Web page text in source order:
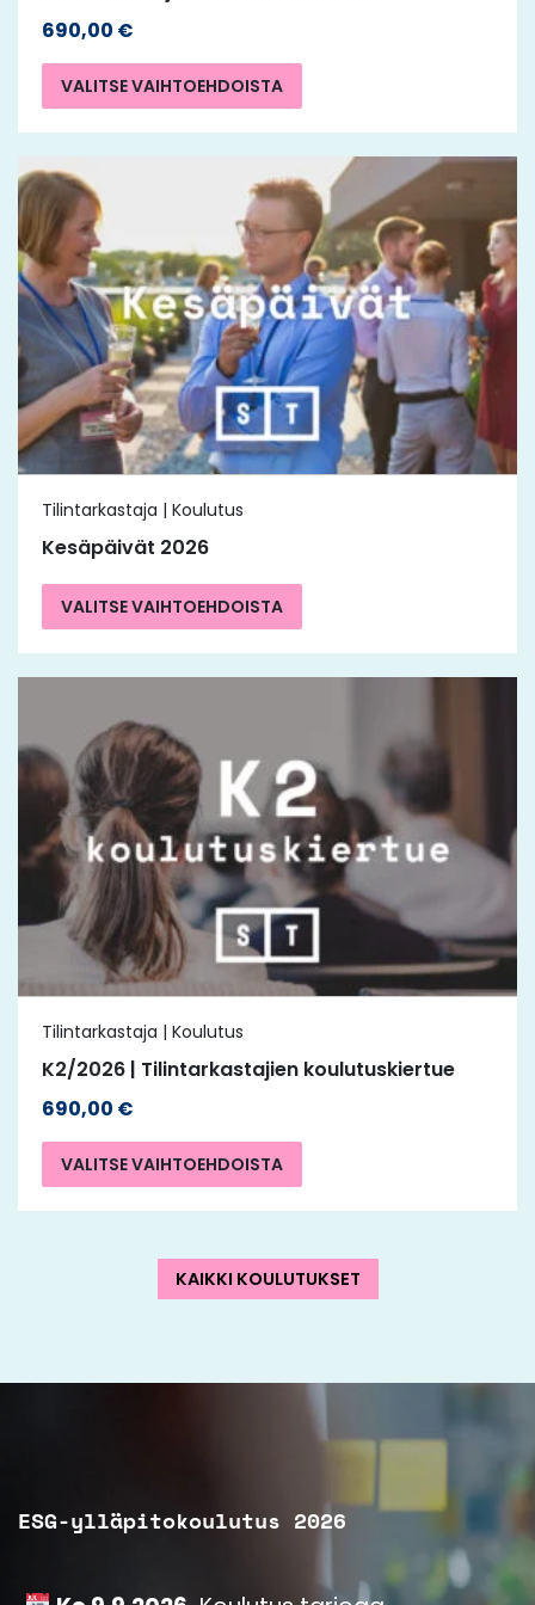
690,00 €
VALITSE VAIHTOEHDOISTA
Tilintarkastaja | Koulutus
Kesäpäivät 2026
VALITSE VAIHTOEHDOISTA
Tilintarkastaja | Koulutus
K2/2026 | Tilintarkastajien koulutuskiertue
690,00 €
VALITSE VAIHTOEHDOISTA
KAIKKI KOULUTUKSET
ESG-ylläpitokoulutus 2026